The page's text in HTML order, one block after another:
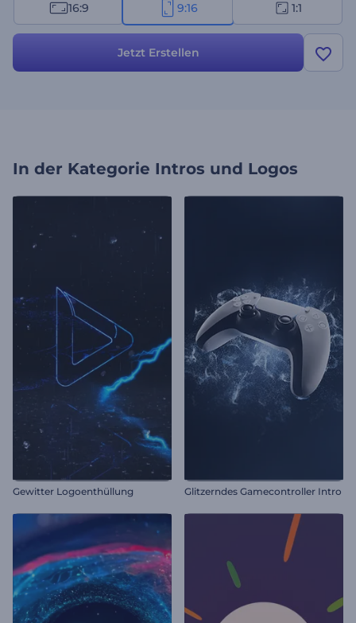
Einladungen zu Feierlichkeiten und andere Projekte. Dieses
Fest auf den Punkt zu bringen. Probieren Sie es jetzt aus!
16:9 9:16 1:1
Jetzt Erstellen
In der Kategorie Intros und Logos
Gewitter Logoenthüllung Glitzerndes Gamecontroller Intro